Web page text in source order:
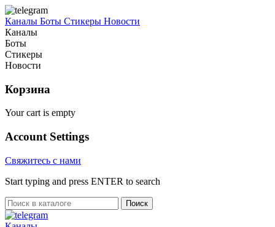
Каналы Боты Стикеры Новости
Каналы
Боты
Стикеры
Новости
Корзина
Your cart is empty
Account Settings
Свяжитесь с нами
Start typing and press ENTER to search
Поиск